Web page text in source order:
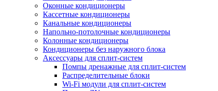
Оконные кондиционеры
Кассетные кондиционеры
Канальные кондиционеры
Напольно-потолочные кондиционеры
Колонные кондиционеры
Кондиционеры без наружного блока
Аксессуары для сплит-систем
Помпы дренажные для сплит-систем
Распределительные блоки
Wi-Fi модули для сплит-систем